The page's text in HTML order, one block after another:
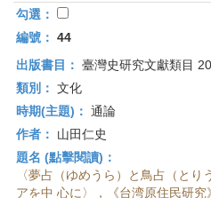
勾選：
編號： 44
出版書目： 臺灣史研究文獻類目
類別： 文化
時期(主題)： 通論
作者：
山田仁史
題名 (點擊閱讀)：
〈夢占（ゆめうら）と鳥占（と
アを中 心に〉，《台湾原住民研